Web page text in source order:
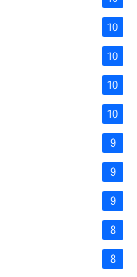
10
10
10
10
9
9
9
8
8